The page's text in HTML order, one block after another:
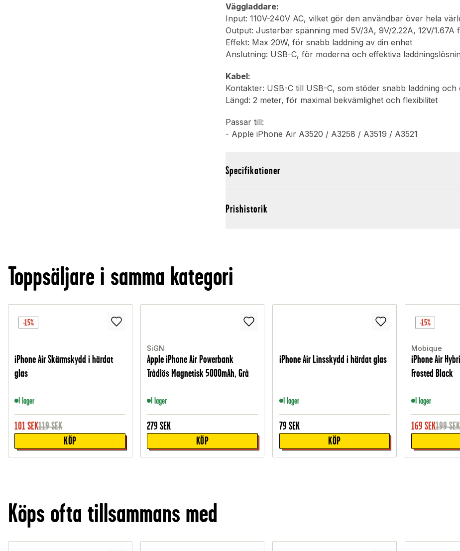
Väggladdare:
Input: 110V-240V AC, vilket gör den användbar över hela
Output: Justerbar spänning med 5V/3A, 9V/2.22A, 12V/1.67A
Effekt: Max 20W, för snabb laddning av din enhet
Anslutning: USB-C, för moderna och effektiva
Kabel:
Kontakter: USB-C till USB-C, som stöder snabb laddning
Längd: 2 meter, för maximal bekvämlighet och flexibilitet
Passar till:
- Apple iPhone Air A3520 / A3258 / A3519 / A3521
Specifikationer
Prishistorik
Toppsäljare i samma kategori
-15%
iPhone Air Skärmskydd i härdat
glas
I lager
101SEK119SEK
KÖP
SiGN
Apple iPhone Air Powerbank
Trådlös Magnetisk 5000mAh, Grå
I lager
279 SEK
KÖP
iPhone Air Linsskydd i härdat glas
I lager
79 SEK
KÖP
-15%
Mobique
iPhone Air
Frosted Black
I lager
169 SEK199SEK
Köps ofta tillsammans med